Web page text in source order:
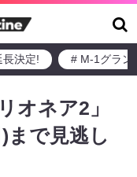
長決定! # M-1グラン
オネア2」
まで見逃し